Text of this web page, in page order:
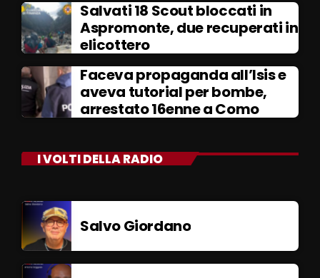
Salvati 18 Scout bloccati in
Aspromonte, due recuperati in
elicottero
Faceva propaganda all’Isis e
aveva tutorial per bombe,
arrestato 16enne a Como
I VOLTI DELLA RADIO
Salvo Giordano